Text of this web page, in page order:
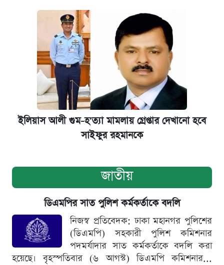
ইলিয়াস আলী গুম-হ'ত্যা মামলায় গ্রেপ্তার দেখানো হবে
সাইফুর রহমানকে
জাতীয়
ডিএমপির সাত পুলিশ কর্মকর্তাকে বদলি
নিজস্ব প্রতিবেদক: ঢাকা মহানগর পুলিশের
(ডিএমপি) সহকারী পুলিশ কমিশনার
পদমর্যাদার সাত কর্মকর্তাকে বদলি করা
হয়েছে। বৃহস্পতিবার (৬ আগস্ট) ডিএমপি কমিশনার...